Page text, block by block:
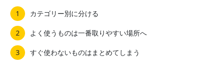
カテゴリー別に分ける
よく使うものは一番取りやすい場所へ
すぐ使わないものはまとめてしまう